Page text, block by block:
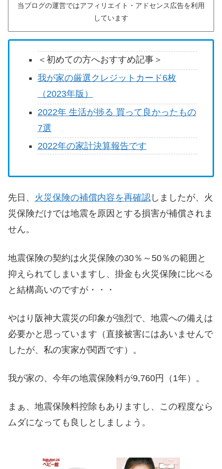
当ブログの運営ではアフィリエイト・アドセンス広告を利用
しています
＜初めての方へおすすめ記事＞
我が家の厳選クレジットカード6枚
（2023年版）
2022年 生活が捗る 買って良かったもの
7選
2022年の家計決算報告です
先日、 火災保険の補償内容を再確認 しましたが、火
災保険だけでは地震を原因とする損害が補償されま
せん。
地震保険の契約は火災保険の30％～50％の範囲と
抑えられてしまいますし、掛金も火災保険に比べる
と結構高いのですが・・・
やはり阪神大震災の印象が強烈で、地震への備えは
必要かと思っています（直接被害にはあいませんで
したが、私の実家が関西です）。
我が家の、今年の地震保険料が9,760円（1年）。
まぁ、地震保険料控除もありますし、この程度なら
ムダになっても良しとしましょう。